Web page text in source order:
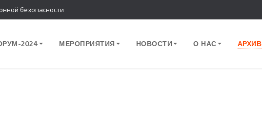
безопасности
2024 МЕРОПРИЯТИЯ НОВОСТИ О НАС АРХИВ